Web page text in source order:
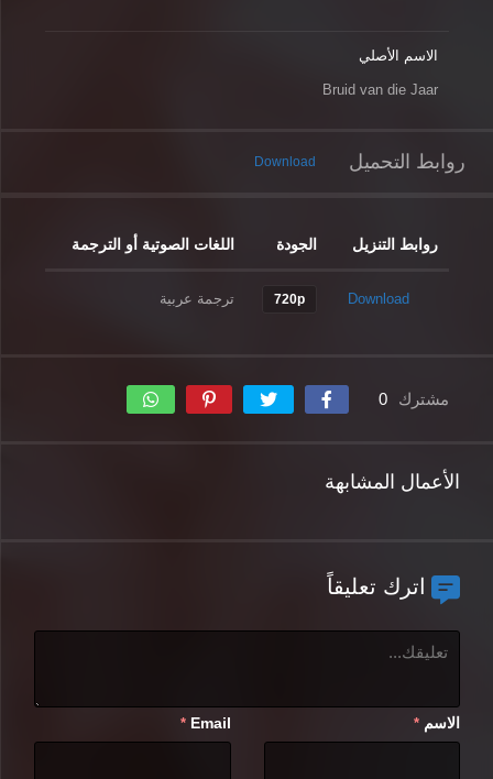
الاسم الأصلي
Bruid van die Jaar
روابط التحميل Download
روابط التنزيل الجودة اللغات الصوتية أو الترجمة
Download
720p ترجمة عربية
مشترك 0
الأعمال المشابهة
اترك تعليقاً
الاسم *
Email
*